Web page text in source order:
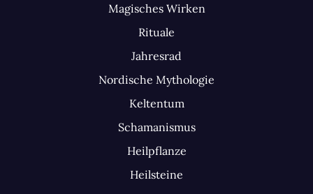
Magisches Wirken
Rituale
Jahresrad
Nordische Mythologie
Keltentum
Schamanismus
Heilpflanze
Heilsteine